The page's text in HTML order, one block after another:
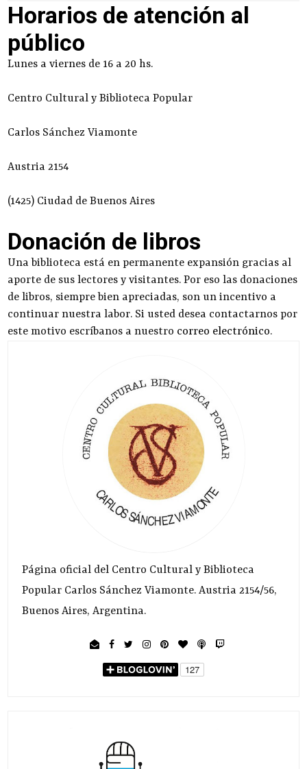
Horarios de atención al
público
Lunes a viernes de 16 a 20 hs.
Centro Cultural y Biblioteca Popular
Carlos Sánchez Viamonte
Austria 2154
(1425) Ciudad de Buenos Aires
Donación de libros
Una biblioteca está en permanente expansión gracias al
aporte de sus lectores y visitantes. Por eso las donaciones
de libros, siempre bien apreciadas, son un incentivo a
continuar nuestra labor. Si usted desea contactarnos por
este motivo escríbanos a nuestro correo electrónico.
Página oficial del Centro Cultural y Biblioteca
Popular Carlos Sánchez Viamonte. Austria 2154/56,
Buenos Aires, Argentina.